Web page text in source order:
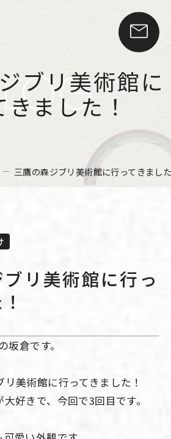
ブリ美術館に
ました！
三鷹の森ジブリ美術館に行ってきまし
リ美術館に行っ
坂倉です。
美術館に行ってきました！
好きで、今回で3回目です。